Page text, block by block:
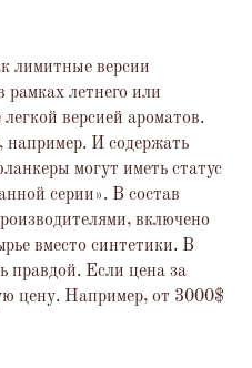
лимитные версии
летнего или
легкой версией ароматов.
например. И содержать
могут иметь статус
серии». В состав
включено
вместо синтетики. В
правдой. Если цена за
цену. Например, от 3000$